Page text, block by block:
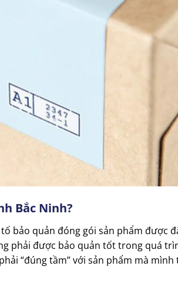
Bắc Ninh?
bảo quản đóng gói sản phẩm được
phải được bảo quản tốt trong quá
“đúng tầm” với sản phẩm mà mình